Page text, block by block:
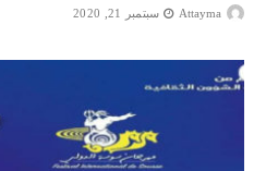
Attayma سبتمبر 21, 2020